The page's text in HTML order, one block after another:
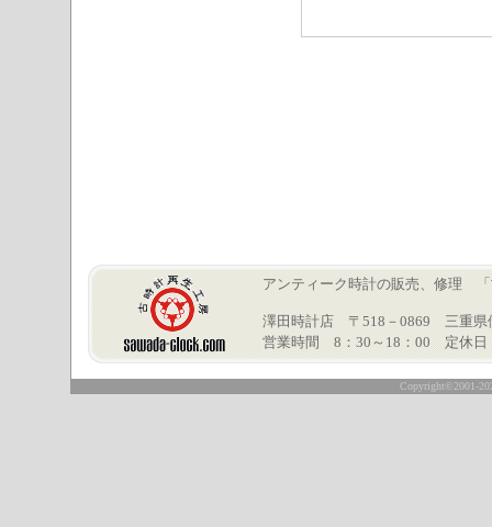
アンティーク時計の販売、修理
澤田時計店 〒518－0869 三重県
営業時間 8：30～18：00 定休日
Copyright©2001-